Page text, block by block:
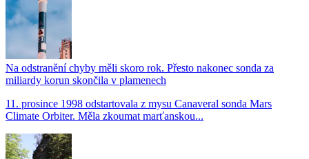
Na odstranění chyby měli skoro rok. Přesto nakonec sonda za
miliardy korun skončila v plamenech
11. prosince 1998 odstartovala z mysu Canaveral sonda Mars
Climate Orbiter. Měla zkoumat marťanskou...